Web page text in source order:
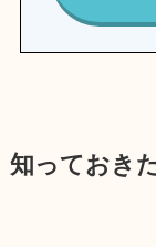
知っておき